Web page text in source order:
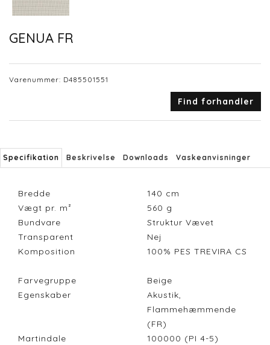
GENUA FR
Varenummer: D485501551
Find forhandler
Specifikation Beskrivelse Downloads Vaskeanvisninger
Bredde 140 cm
Vægt pr. m²
560 g
Bundvare
Struktur Vævet
Transparent
Nej
Komposition
100% PES TREVIRA CS
Farvegruppe
Beige
Egenskaber
Akustik,
Flammehæmmende
(FR)
Martindale
100000 (PI 4-5)